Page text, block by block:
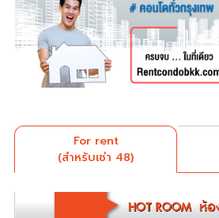
For rent
(สำหรับเช่า 48)